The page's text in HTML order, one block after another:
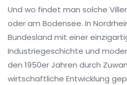
Und wo findet man solche
oder am Bodensee. In
Bundesland mit einer
Industriegeschichte und
den 1950er Jahren durch
wirtschaftliche Entwicklung